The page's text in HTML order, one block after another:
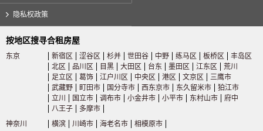
隐私权政策
按地区搜寻合租房屋
东京 新宿区 涩谷区 杉并 世田谷 中野 练马区 板桥区
丰岛区
北区
品川区 目黑 大田区 台东 墨田区 江东区
荒川
足立区
葛饰 江户川区 中央区 港区 文京区
三鹰市
武藏野
町田市 国分寺市 西东京市 东久留米市
狛江市
立川
国立市 调布市 小金井市 小平市 东村山市
府中
八王子
多摩市
神奈川
横滨 川崎市 海老名市 相模原市